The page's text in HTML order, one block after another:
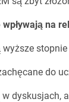
na
do
dyskusjach,